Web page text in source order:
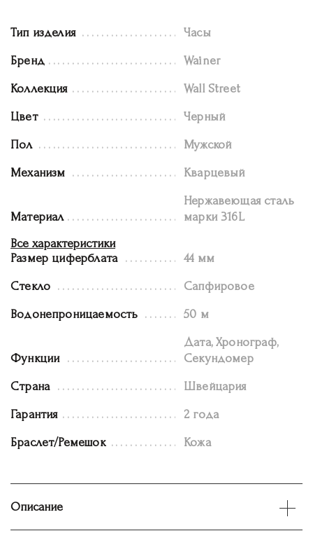
Тип изделия Часы
Бренд Wainer
Коллекция Wall Street
Цвет Черный
Пол Мужской
Механизм Кварцевый
Материал
Нержавеющая сталь
марки 316L
Все характеристики
Размер циферблата
44 мм
Стекло Сапфировое
Водонепроницаемость 50 м
Функции
Дата, Хронограф,
Секундомер
Страна Швейцария
Гарантия 2 года
Браслет/Ремешок Кожа
Описание